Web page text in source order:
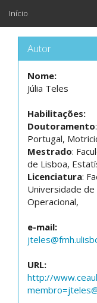
Início
Autor
Nome:
Júlia Teles
Habilitações:
Doutoramento
Portugal,
Mestrado:
de Lisboa,
Licenciatura:
Universidade
Operacional,
e-mail:
URL:
http://